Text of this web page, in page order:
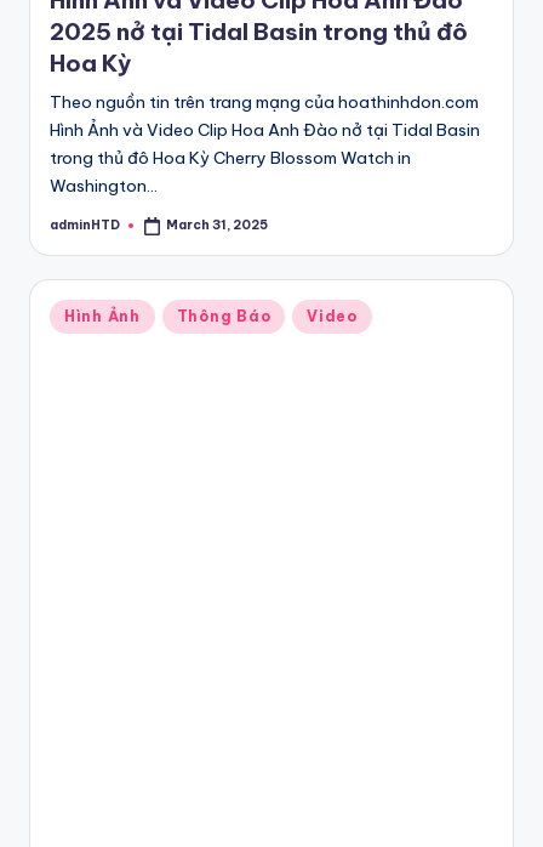
2025 nở tại Tidal Basin trong thủ đô
Hoa Kỳ
Theo nguồn tin trên trang mạng của hoathinhdon.com
Hình Ảnh và Video Clip Hoa Anh Đào nở tại Tidal Basin
trong thủ đô Hoa Kỳ Cherry Blossom Watch in
Washington…
Posted
adminHTD March 31, 2025
Posted
in
Hình Ảnh Thông Báo Video